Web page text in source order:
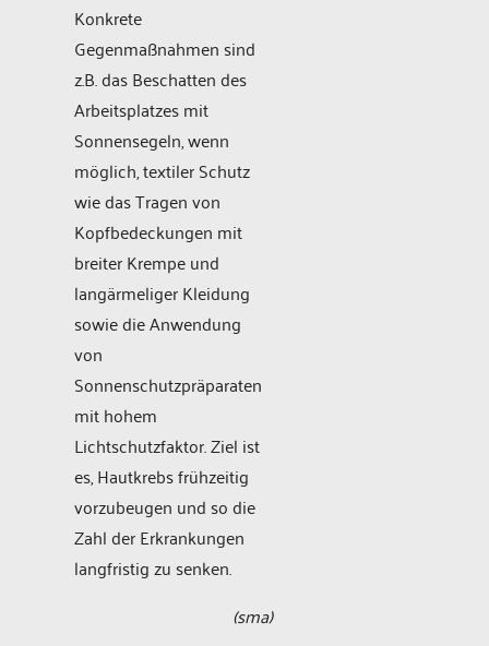
Konkrete
Gegenmaßnahmen sind
z.B. das Beschatten des
Arbeitsplatzes mit
Sonnensegeln, wenn
möglich, textiler Schutz
wie das Tragen von
Kopfbedeckungen mit
breiter Krempe und
langärmeliger Kleidung
sowie die Anwendung
von
Sonnenschutzpräparaten
mit hohem
Lichtschutzfaktor. Ziel ist
es, Hautkrebs frühzeitig
vorzubeugen und so die
Zahl der Erkrankungen
langfristig zu senken.
(sma)